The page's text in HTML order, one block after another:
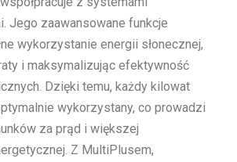
Jego zaawansowane funkcje
wykorzystanie energii słonecznej,
i maksymalizując efektywność
Dzięki temu, każdy kilowat
wykorzystany, co prowadzi
za prąd i większej
Z MultiPlusem,